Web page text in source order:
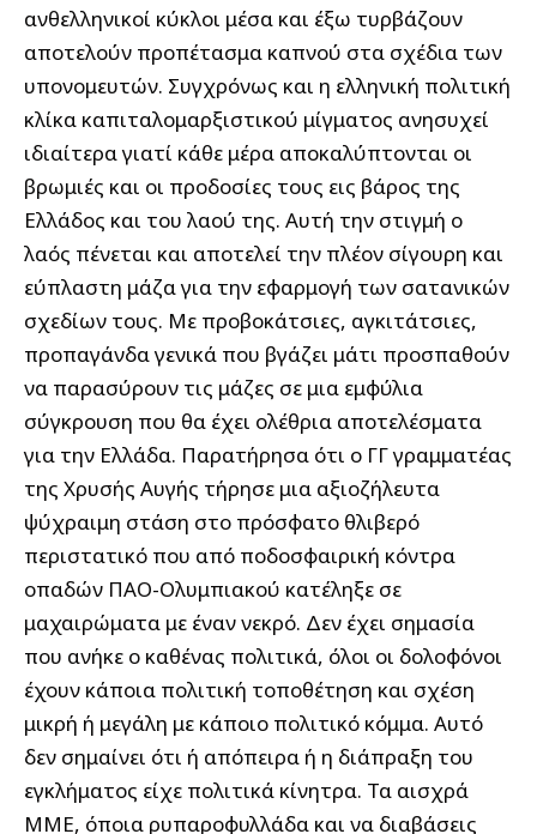
ανθελληνικοί κύκλοι μέσα και έξω τυρβάζουν
αποτελούν προπέτασμα καπνού στα σχέδια των
υπονομευτών. Συγχρόνως και η ελληνική πολιτική
κλίκα καπιταλομαρξιστικού μίγματος ανησυχεί
ιδιαίτερα γιατί κάθε μέρα αποκαλύπτονται οι
βρωμιές και οι προδοσίες τους εις βάρος της
Ελλάδος και του λαού της. Αυτή την στιγμή ο
λαός πένεται και αποτελεί την πλέον σίγουρη και
εύπλαστη μάζα για την εφαρμογή των σατανικών
σχεδίων τους. Με προβοκάτσιες, αγκιτάτσιες,
προπαγάνδα γενικά που βγάζει μάτι προσπαθούν
να παρασύρουν τις μάζες σε μια εμφύλια
σύγκρουση που θα έχει ολέθρια αποτελέσματα
για την Ελλάδα. Παρατήρησα ότι ο ΓΓ γραμματέας
της Χρυσής Αυγής τήρησε μια αξιοζήλευτα
ψύχραιμη στάση στο πρόσφατο θλιβερό
περιστατικό που από ποδοσφαιρική κόντρα
οπαδών ΠΑΟ-Ολυμπιακού κατέληξε σε
μαχαιρώματα με έναν νεκρό. Δεν έχει σημασία
που ανήκε ο καθένας πολιτικά, όλοι οι δολοφόνοι
έχουν κάποια πολιτική τοποθέτηση και σχέση
μικρή ή μεγάλη με κάποιο πολιτικό κόμμα. Αυτό
δεν σημαίνει ότι ή απόπειρα ή η διάπραξη του
εγκλήματος είχε πολιτικά κίνητρα. Τα αισχρά
ΜΜΕ, όποια ρυπαροφυλλάδα και να διαβάσεις